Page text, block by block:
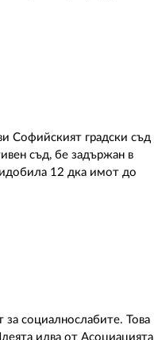
Софийският градски съд
съд, бе задържан в
12 дка имот до
за социалнослабите. Това
идва от Асоциацията